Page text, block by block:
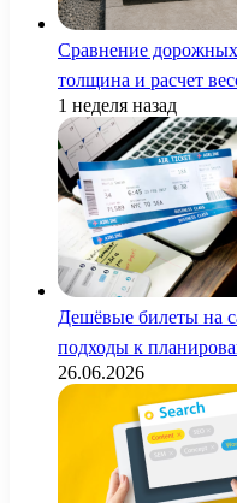
Сравнение
толщина и расчет
1 неделя назад
Дешёвые билеты на
подходы к
26.06.2026